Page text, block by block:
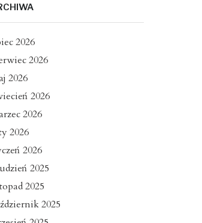
2026
2026
2026
2026
2026
2026
2026
2025
2025
2025